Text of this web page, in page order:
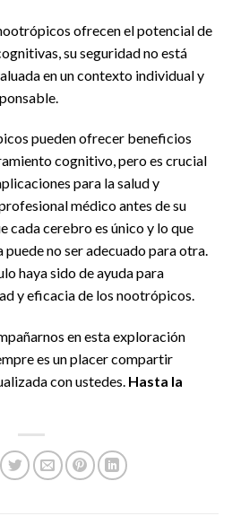
ofrecen el potencial de
su seguridad no está
en un contexto individual y
pueden ofrecer beneficios
cognitivo, pero es crucial
para la salud y
médico antes de su
cada cerebro es único y lo que
puede no ser adecuado para otra.
haya sido de ayuda para
y eficacia de los nootrópicos.
en esta exploración
es un placer compartir
con ustedes. Hasta la